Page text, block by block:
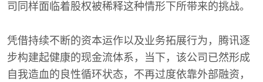
司同样面临着股权被稀释这种情形下所带来的挑战。
凭借持续不断的资本运作以及业务拓展行为，腾讯逐
步构建起健康的现金流体系，当下，该公司已然形成
自我造血的良性循环状态，不再过度依靠外部融资，